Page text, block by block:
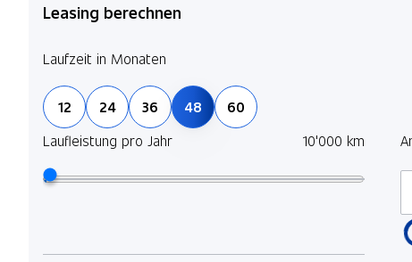
Leasing berechnen
Laufzeit in Monaten
12 24 36 48
60
Laufleistung pro Jahr
10'000 km